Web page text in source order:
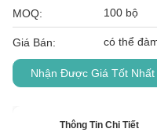
MOQ: 100 bộ
Giá Bán: có thể
Nhận Được Giá Tốt Nhất
Thông Tin Chi Tiết